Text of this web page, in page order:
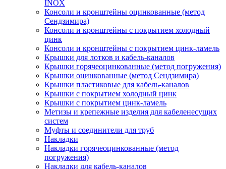
INOX
Консоли и кронштейны оцинкованные (метод
Сендзимира)
Консоли и кронштейны с покрытием холодный
цинк
Консоли и кронштейны с покрытием цинк-ламель
Крышки для лотков и кабель-каналов
Крышки горячеоцинкованные (метод погружения)
Крышки оцинкованные (метод Сендзимира)
Крышки пластиковые для кабель-каналов
Крышки с покрытием холодный цинк
Крышки с покрытием цинк-ламель
Метизы и крепежные изделия для кабеленесущих
систем
Муфты и соединители для труб
Накладки
Накладки горячеоцинкованные (метод
погружения)
Накладки для кабель-каналов